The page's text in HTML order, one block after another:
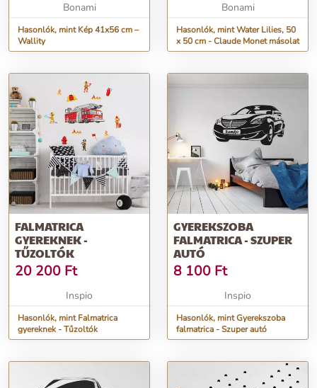
Bonami
Hasonlók, mint Kép 41x56 cm –
Wallity
Bonami
Hasonlók, mint Water Lilies, 50
x 50 cm - Claude Monet másolat
FALMATRICA
GYEREKNEK -
TŰZOLTÓK
20 200 Ft
Inspio
Hasonlók, mint Falmatrica
gyereknek - Tűzoltók
GYEREKSZOBA
FALMATRICA - SZUPER
AUTÓ
8 100 Ft
Inspio
Hasonlók, mint Gyerekszoba
falmatrica - Szuper autó